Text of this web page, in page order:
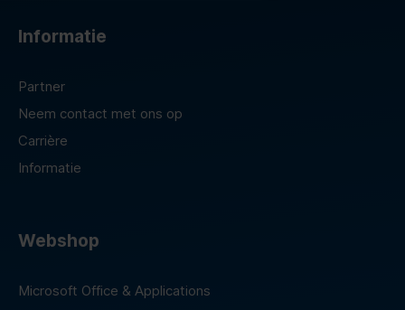
Informatie
Partner
Neem contact met ons op
Carrière
Informatie
Webshop
Microsoft Office & Applications